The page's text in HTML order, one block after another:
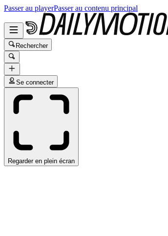
Passer au playerPasser au contenu principal
Rechercher
Se connecter
Regarder en plein écran